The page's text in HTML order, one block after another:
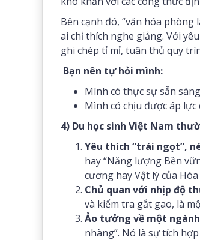
Bên cạnh đó, “văn hóa
ai chỉ thích nghe giảng. Với
ghi chép tỉ mỉ, tuân thủ quy
Bạn nên tự hỏi mình:
Mình có thực sự sẵn
Mình có chịu được áp
4) Du học sinh Việt Nam
Yêu thích “trái ngọt”,
hay “Năng lượng Bền
cương hay Vật lý của
Chủ quan với nhịp độ
và kiểm tra gắt gao, là
Ảo tưởng về một ngành
nhàng”. Nó là sự tích